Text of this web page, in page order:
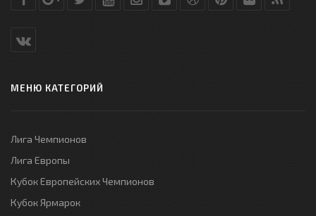
МЕНЮ КАТЕГОРИЙ
Лига Чемпионов
Лига Европы
Кубок Европейских Чемпионов
Кубок Ярмарок